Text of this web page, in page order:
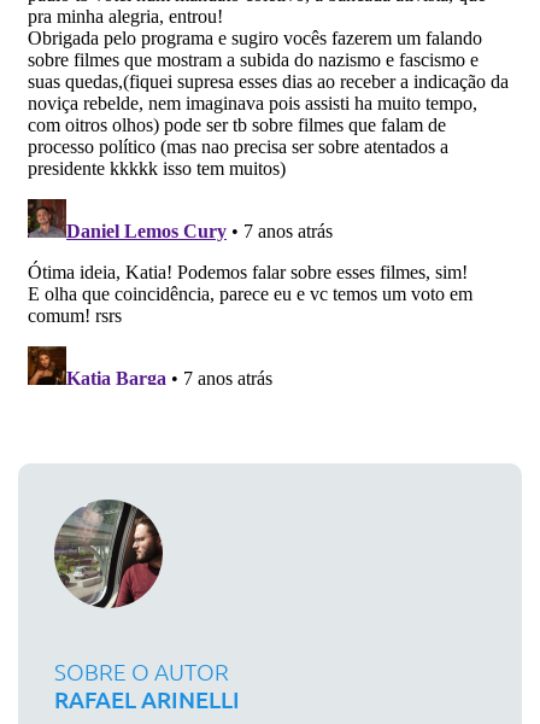
SOBRE O AUTOR
RAFAEL ARINELLI